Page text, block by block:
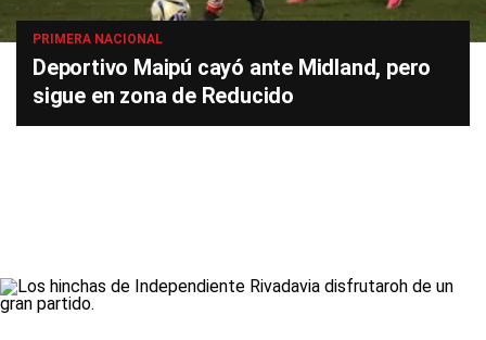
PRIMERA NACIONAL
Deportivo Maipú cayó ante Midland, pero
sigue en zona de Reducido